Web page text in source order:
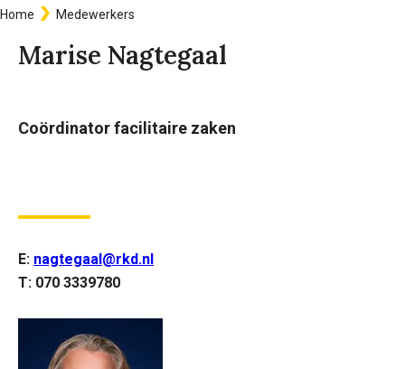
Kruimelpad
Home Medewerkers
Marise Nagtegaal
Coördinator facilitaire zaken
E: nagtegaal@rkd.nl
T: 070 3339780